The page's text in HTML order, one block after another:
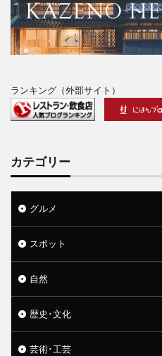
ランキング（外部サイト）
カテゴリー
グルメ
スポット
自然
歴史･文化
芸術･工芸